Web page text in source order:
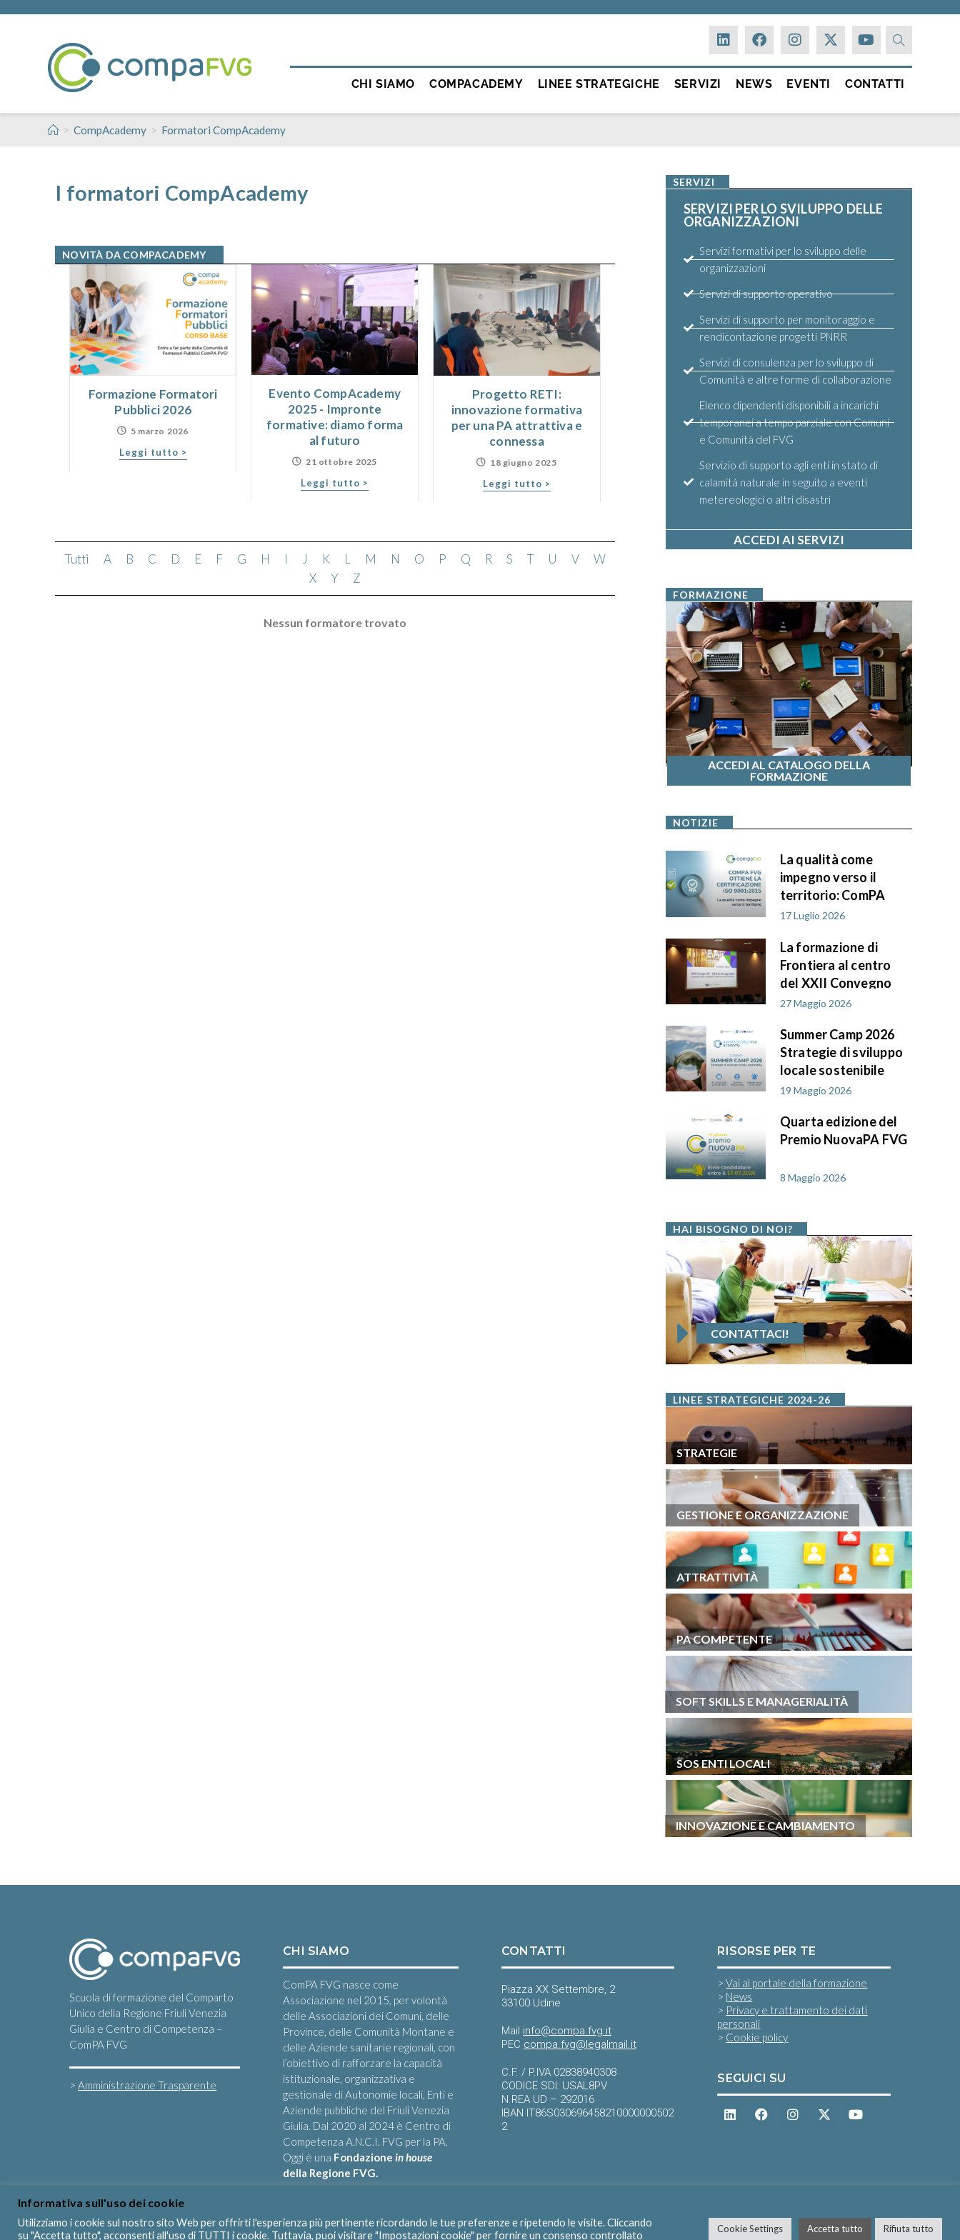
CHI SIAMO COMPACADEMY LINEE STRATEGICHE SERVIZI NEWS EVENTI CONTATTI
> CompAcademy > Formatori CompAcademy
I formatori CompAcademy
NOVITÀ DA COMPACADEMY
Formazione Formatori
Pubblici 2026
5 marzo 2026
Leggi tutto >
Evento CompAcademy
2025 - Impronte
formative: diamo forma
al futuro
21 ottobre 2025
Leggi tutto >
Progetto RETI:
innovazione formativa
per una PA attrattiva e
connessa
18 giugno 2025
Leggi tutto >
Tutti A B C D E F G H I J K L M N O P Q R S T U V
W
X
Y Z
Nessun formatore trovato
SERVIZI
SERVIZI PER LO SVILUPPO DELLE
ORGANIZZAZIONI
Servizi formativi per lo sviluppo delle
organizzazioni
Servizi di supporto operativo
Servizi di supporto per monitoraggio e
rendicontazione progetti PNRR
Servizi di consulenza per lo sviluppo di
Comunità e altre forme di collaborazione
Elenco dipendenti disponibili a incarichi
temporanei a tempo parziale con Comuni
e Comunità del FVG
Servizio di supporto agli enti in stato di
calamità naturale in seguito a eventi
metereologici o altri disastri
ACCEDI AI SERVIZI
FORMAZIONE
ACCEDI AL CATALOGO DELLA
FORMAZIONE
NOTIZIE
La qualità come
impegno verso il
territorio: ComPA
FVG ottiene la
9001:2015
17 Luglio 2026
La formazione di
Frontiera al centro
del XXII Convegno
AIF PA in FVG
27 Maggio 2026
Summer Camp 2026
Strategie di sviluppo
locale sostenibile
19 Maggio 2026
Quarta edizione del
Premio NuovaPA FVG
8 Maggio 2026
HAI BISOGNO DI NOI?
CONTATTACI!
LINEE STRATEGICHE 2024-26
STRATEGIE
GESTIONE E ORGANIZZAZIONE
ATTRATTIVITÀ
PA COMPETENTE
SOFT SKILLS E MANAGERIALITÀ
SOS ENTI LOCALI
INNOVAZIONE E CAMBIAMENTO
Scuola di formazione del Comparto
Unico della Regione Friuli Venezia
Giulia e Centro di Competenza –
ComPA FVG
>Amministrazione Trasparente
CHI SIAMO
ComPA FVG nasce come
Associazione nel 2015, per volontà
delle Associazioni dei Comuni, delle
Province, delle Comunità Montane e
delle Aziende sanitarie regionali, con
l’obiettivo di rafforzare la capacità
istituzionale, organizzativa e
gestionale di Autonomie locali, Enti e
Aziende pubbliche del Friuli Venezia
Giulia. Dal 2020 al 2024 è Centro di
Competenza A.N.C.I. FVG per la PA.
Oggi è una Fondazionein house
della Regione FVG.
CONTATTI
Piazza XX Settembre, 2
33100 Udine
Mail info@compa.fvg.it
PEC compa.fvg@legalmail.it
C.F. / P.IVA 02838940308
CODICE SDI: USAL8PV
N.REA UD – 292016
IBAN IT86S030696458210000000502
2
RISORSE PER TE
>Vai al portale della formazione
> News
> Privacy e trattamento dei dati
personali
> Cookie policy
SEGUICI SU
Informativa sull'uso dei cookie
Utilizziamo i cookie sul nostro sito Web per offrirti l'esperienza più pertinente ricordando le tue preferenze e ripetendo le visite. Cliccando
su "Accetta tutto", acconsenti all'uso di TUTTI i cookie. Tuttavia, puoi visitare "Impostazioni cookie" per fornire un consenso controllato
Cookie Settings Accetta tutto Rifiuta tutto